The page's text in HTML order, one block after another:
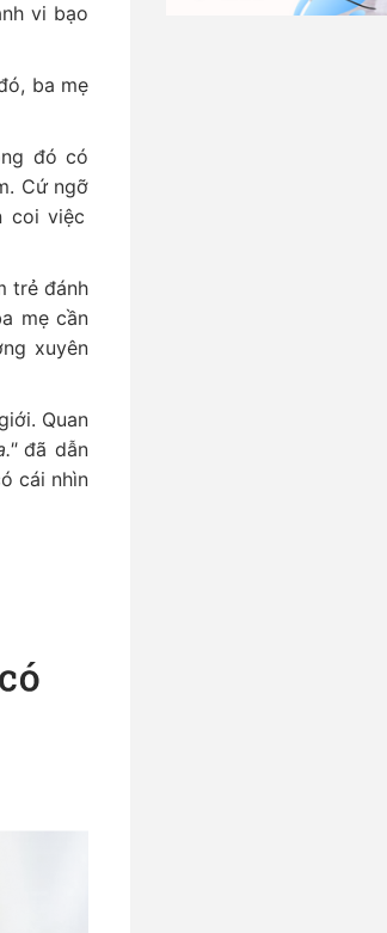
vi bạo
ba mẹ
đó có
Cứ ngỡ
coi việc
trẻ đánh
mẹ cần
xuyên
Quan
đã dẫn
cái nhìn